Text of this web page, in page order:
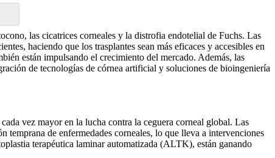
las cicatrices corneales y la distrofia endotelial de Fuchs. Las
haciendo que los trasplantes sean más eficaces y accesibles en
están impulsando el crecimiento del mercado. Además, las
de tecnologías de córnea artificial y soluciones de bioingeniería
vez mayor en la lucha contra la ceguera corneal global. Las
de enfermedades corneales, lo que lleva a intervenciones
terapéutica laminar automatizada (ALTK), están ganando